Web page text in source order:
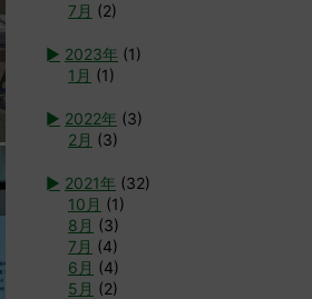
7月 (2)
► 2023年 (1)
1月 (1)
► 2022年 (3)
2月 (3)
► 2021年 (32)
10月 (1)
8月 (3)
7月 (4)
6月 (4)
5月 (2)